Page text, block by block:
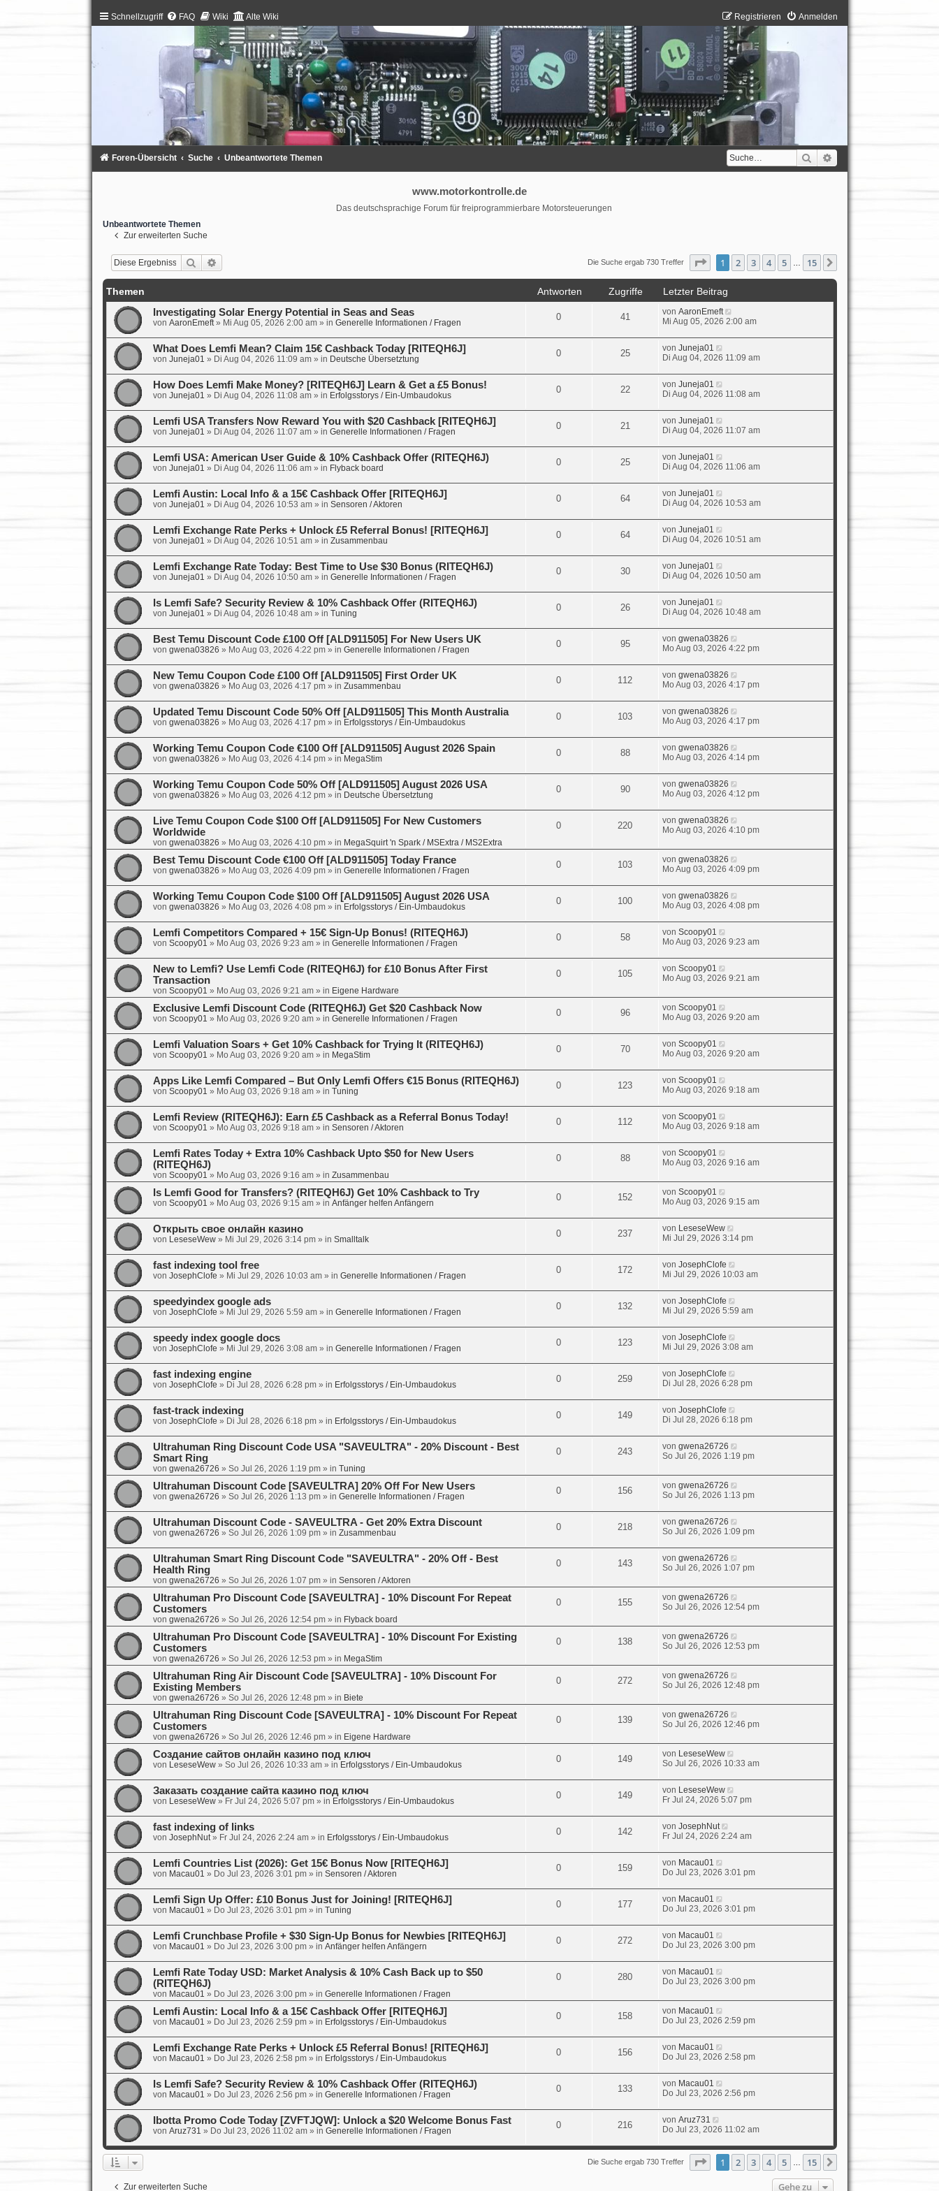
Schnellzugriff FAQ Wiki Alte Wiki Anmelden
Registrieren
Suche
Foren-Übersicht Suche Unbeantwortete Themen
www.motorkontrolle.de
Das deutschsprachige Forum für freiprogrammierbare Motorsteuerungen
Unbeantwortete Themen
Zur erweiterten Suche
Suche Die Suche ergab 730 Treffer Seite von15
1 2 3 4 5 15
Themen Antworten Zugriffe
Letzter Beitrag
Investigating Solar Energy Potential in Seas and Seas
von AaronEmeft» Mi Aug 05, 2026 2:00 am» in Generelle Informationen / Fragen
0 41 von AaronEmeft
Mi Aug 05, 2026 2:00 am
What Does Lemfi Mean? Claim 15€ Cashback Today [RITEQH6J]
von Juneja01 » Di Aug 04, 2026 11:09 am» in Deutsche Übersetztung
0 25 von Juneja01
Di Aug 04, 2026 11:09 am
How Does Lemfi Make Money? [RITEQH6J] Learn & Get a £5 Bonus!
von Juneja01 » Di Aug 04, 2026 11:08 am» in Erfolgsstorys / Ein-Umbaudokus
0 22 von Juneja01
Di Aug 04, 2026 11:08 am
Lemfi USA Transfers Now Reward You with $20 Cashback [RITEQH6J]
von Juneja01 » Di Aug 04, 2026 11:07 am» in Generelle Informationen / Fragen
0 21 von Juneja01
Di Aug 04, 2026 11:07 am
Lemfi USA: American User Guide & 10% Cashback Offer (RITEQH6J)
von Juneja01 » Di Aug 04, 2026 11:06 am» in Flyback board
0 25 von Juneja01
Di Aug 04, 2026 11:06 am
Lemfi Austin: Local Info & a 15€ Cashback Offer [RITEQH6J]
von Juneja01 » Di Aug 04, 2026 10:53 am» in Sensoren / Aktoren
0 64 von Juneja01
Di Aug 04, 2026 10:53 am
Lemfi Exchange Rate Perks + Unlock £5 Referral Bonus! [RITEQH6J]
von Juneja01 » Di Aug 04, 2026 10:51 am» in Zusammenbau
0 64 von Juneja01
Di Aug 04, 2026 10:51 am
Lemfi Exchange Rate Today: Best Time to Use $30 Bonus (RITEQH6J)
von Juneja01 » Di Aug 04, 2026 10:50 am» in Generelle Informationen / Fragen
0 30 von Juneja01
Di Aug 04, 2026 10:50 am
Is Lemfi Safe? Security Review & 10% Cashback Offer (RITEQH6J)
von Juneja01 » Di Aug 04, 2026 10:48 am» in Tuning
0 26 von Juneja01
Di Aug 04, 2026 10:48 am
Best Temu Discount Code £100 Off [ALD911505] For New Users UK
von gwena03826 » Mo Aug 03, 2026 4:22 pm» in Generelle Informationen / Fragen
0 95 von gwena03826
Mo Aug 03, 2026 4:22 pm
New Temu Coupon Code £100 Off [ALD911505] First Order UK
von gwena03826 » Mo Aug 03, 2026 4:17 pm» in Zusammenbau
0 112 von gwena03826
Mo Aug 03, 2026 4:17 pm
Updated Temu Discount Code 50% Off [ALD911505] This Month Australia
von gwena03826 » Mo Aug 03, 2026 4:17 pm» in Erfolgsstorys / Ein-Umbaudokus
0 103 von gwena03826
Mo Aug 03, 2026 4:17 pm
Working Temu Coupon Code €100 Off [ALD911505] August 2026 Spain
von gwena03826 » Mo Aug 03, 2026 4:14 pm» in MegaStim
0 88 von gwena03826
Mo Aug 03, 2026 4:14 pm
Working Temu Coupon Code 50% Off [ALD911505] August 2026 USA
von gwena03826 » Mo Aug 03, 2026 4:12 pm» in Deutsche Übersetztung
0 90 von gwena03826
Mo Aug 03, 2026 4:12 pm
Live Temu Coupon Code $100 Off [ALD911505] For New Customers
Worldwide
von gwena03826 » Mo Aug 03, 2026 4:10 pm» in MegaSquirt 'n Spark / MSExtra / MS2Extra
0 220 von gwena03826
Mo Aug 03, 2026 4:10 pm
Best Temu Discount Code €100 Off [ALD911505] Today France
von gwena03826 » Mo Aug 03, 2026 4:09 pm» in Generelle Informationen / Fragen
0 103 von gwena03826
Mo Aug 03, 2026 4:09 pm
Working Temu Coupon Code $100 Off [ALD911505] August 2026 USA
von gwena03826 » Mo Aug 03, 2026 4:08 pm» in Erfolgsstorys / Ein-Umbaudokus
0 100 von gwena03826
Mo Aug 03, 2026 4:08 pm
Lemfi Competitors Compared + 15€ Sign-Up Bonus! (RITEQH6J)
von Scoopy01 » Mo Aug 03, 2026 9:23 am» in Generelle Informationen / Fragen
0 58 von Scoopy01
Mo Aug 03, 2026 9:23 am
New to Lemfi? Use Lemfi Code (RITEQH6J) for £10 Bonus After First
Transaction
von Scoopy01 » Mo Aug 03, 2026 9:21 am» in Eigene Hardware
0 105 von Scoopy01
Mo Aug 03, 2026 9:21 am
Exclusive Lemfi Discount Code (RITEQH6J) Get $20 Cashback Now
von Scoopy01 » Mo Aug 03, 2026 9:20 am» in Generelle Informationen / Fragen
0 96 von Scoopy01
Mo Aug 03, 2026 9:20 am
Lemfi Valuation Soars + Get 10% Cashback for Trying It (RITEQH6J)
von Scoopy01 » Mo Aug 03, 2026 9:20 am» in MegaStim
0 70 von Scoopy01
Mo Aug 03, 2026 9:20 am
Apps Like Lemfi Compared – But Only Lemfi Offers €15 Bonus (RITEQH6J)
von Scoopy01 » Mo Aug 03, 2026 9:18 am» in Tuning
0 123 von Scoopy01
Mo Aug 03, 2026 9:18 am
Lemfi Review (RITEQH6J): Earn £5 Cashback as a Referral Bonus Today!
von Scoopy01 » Mo Aug 03, 2026 9:18 am» in Sensoren / Aktoren
0 112 von Scoopy01
Mo Aug 03, 2026 9:18 am
Lemfi Rates Today + Extra 10% Cashback Upto $50 for New Users
(RITEQH6J)
von Scoopy01 » Mo Aug 03, 2026 9:16 am» in Zusammenbau
0 88 von Scoopy01
Mo Aug 03, 2026 9:16 am
Is Lemfi Good for Transfers? (RITEQH6J) Get 10% Cashback to Try
von Scoopy01 » Mo Aug 03, 2026 9:15 am» in Anfänger helfen Anfängern
0 152 von Scoopy01
Mo Aug 03, 2026 9:15 am
Открыть свое онлайн казино
von LeseseWew» Mi Jul 29, 2026 3:14 pm» in Smalltalk
0 237 von LeseseWew
Mi Jul 29, 2026 3:14 pm
fast indexing tool free
von JosephClofe » Mi Jul 29, 2026 10:03 am» in Generelle Informationen / Fragen
0 172 von JosephClofe
Mi Jul 29, 2026 10:03 am
speedyindex google ads
von JosephClofe » Mi Jul 29, 2026 5:59 am» in Generelle Informationen / Fragen
0 132 von JosephClofe
Mi Jul 29, 2026 5:59 am
speedy index google docs
von JosephClofe » Mi Jul 29, 2026 3:08 am» in Generelle Informationen / Fragen
0 123 von JosephClofe
Mi Jul 29, 2026 3:08 am
fast indexing engine
von JosephClofe » Di Jul 28, 2026 6:28 pm» in Erfolgsstorys / Ein-Umbaudokus
0 259 von JosephClofe
Di Jul 28, 2026 6:28 pm
fast-track indexing
von JosephClofe » Di Jul 28, 2026 6:18 pm» in Erfolgsstorys / Ein-Umbaudokus
0 149 von JosephClofe
Di Jul 28, 2026 6:18 pm
Ultrahuman Ring Discount Code USA "SAVEULTRA" - 20% Discount - Best
Smart Ring
von gwena26726 » So Jul 26, 2026 1:19 pm» in Tuning
0 243 von gwena26726
So Jul 26, 2026 1:19 pm
Ultrahuman Discount Code [SAVEULTRA] 20% Off For New Users
von gwena26726 » So Jul 26, 2026 1:13 pm» in Generelle Informationen / Fragen
0 156 von gwena26726
So Jul 26, 2026 1:13 pm
Ultrahuman Discount Code - SAVEULTRA - Get 20% Extra Discount
von gwena26726 » So Jul 26, 2026 1:09 pm» in Zusammenbau
0 218 von gwena26726
So Jul 26, 2026 1:09 pm
Ultrahuman Smart Ring Discount Code "SAVEULTRA" - 20% Off - Best
Health Ring
von gwena26726 » So Jul 26, 2026 1:07 pm» in Sensoren / Aktoren
0 143 von gwena26726
So Jul 26, 2026 1:07 pm
Ultrahuman Pro Discount Code [SAVEULTRA] - 10% Discount For Repeat
Customers
von gwena26726 » So Jul 26, 2026 12:54 pm» in Flyback board
0 155 von gwena26726
So Jul 26, 2026 12:54 pm
Ultrahuman Pro Discount Code [SAVEULTRA] - 10% Discount For Existing
Customers
von gwena26726 » So Jul 26, 2026 12:53 pm» in MegaStim
0 138 von gwena26726
So Jul 26, 2026 12:53 pm
Ultrahuman Ring Air Discount Code [SAVEULTRA] - 10% Discount For
Existing Members
von gwena26726 » So Jul 26, 2026 12:48 pm» in Biete
0 272 von gwena26726
So Jul 26, 2026 12:48 pm
Ultrahuman Ring Discount Code [SAVEULTRA] - 10% Discount For Repeat
Customers
von gwena26726 » So Jul 26, 2026 12:46 pm» in Eigene Hardware
0 139 von gwena26726
So Jul 26, 2026 12:46 pm
Создание сайтов онлайн казино под ключ
von LeseseWew» So Jul 26, 2026 10:33 am» in Erfolgsstorys / Ein-Umbaudokus
0 149 von LeseseWew
So Jul 26, 2026 10:33 am
Заказать создание сайта казино под ключ
von LeseseWew» Fr Jul 24, 2026 5:07 pm» in Erfolgsstorys / Ein-Umbaudokus
0 149 von LeseseWew
Fr Jul 24, 2026 5:07 pm
fast indexing of links
von JosephNut» Fr Jul 24, 2026 2:24 am» in Erfolgsstorys / Ein-Umbaudokus
0 142 von JosephNut
Fr Jul 24, 2026 2:24 am
Lemfi Countries List (2026): Get 15€ Bonus Now [RITEQH6J]
von Macau01 » Do Jul 23, 2026 3:01 pm» in Sensoren / Aktoren
0 159 von Macau01
Do Jul 23, 2026 3:01 pm
Lemfi Sign Up Offer: £10 Bonus Just for Joining! [RITEQH6J]
von Macau01 » Do Jul 23, 2026 3:01 pm» in Tuning
0 177 von Macau01
Do Jul 23, 2026 3:01 pm
Lemfi Crunchbase Profile + $30 Sign-Up Bonus for Newbies [RITEQH6J]
von Macau01 » Do Jul 23, 2026 3:00 pm» in Anfänger helfen Anfängern
0 272 von Macau01
Do Jul 23, 2026 3:00 pm
Lemfi Rate Today USD: Market Analysis & 10% Cash Back up to $50
(RITEQH6J)
von Macau01 » Do Jul 23, 2026 3:00 pm» in Generelle Informationen / Fragen
0 280 von Macau01
Do Jul 23, 2026 3:00 pm
Lemfi Austin: Local Info & a 15€ Cashback Offer [RITEQH6J]
von Macau01 » Do Jul 23, 2026 2:59 pm» in Erfolgsstorys / Ein-Umbaudokus
0 158 von Macau01
Do Jul 23, 2026 2:59 pm
Lemfi Exchange Rate Perks + Unlock £5 Referral Bonus! [RITEQH6J]
von Macau01 » Do Jul 23, 2026 2:58 pm» in Erfolgsstorys / Ein-Umbaudokus
0 156 von Macau01
Do Jul 23, 2026 2:58 pm
Is Lemfi Safe? Security Review & 10% Cashback Offer (RITEQH6J)
von Macau01 » Do Jul 23, 2026 2:56 pm» in Generelle Informationen / Fragen
0 133 von Macau01
Do Jul 23, 2026 2:56 pm
Ibotta Promo Code Today [ZVFTJQW]: Unlock a $20 Welcome Bonus Fast
von Aruz731 » Do Jul 23, 2026 11:02 am» in Generelle Informationen / Fragen
0 216 von Aruz731
Do Jul 23, 2026 11:02 am
Die Suche ergab 730 Treffer Seite von15
1 2 3 4 5 15
Zur erweiterten Suche Gehe zu